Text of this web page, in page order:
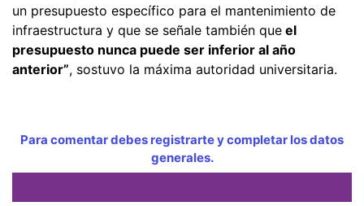
un presupuesto específico para el mantenimiento de
infraestructura y que se señale también que el
presupuesto nunca puede ser inferior al año
anterior”, sostuvo la máxima autoridad universitaria.
Para comentar debes registrarte y completar los datos
generales.